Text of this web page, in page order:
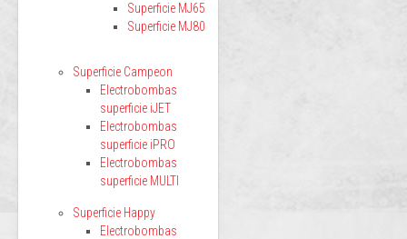
Superficie MJ65
Superficie MJ80
Superficie Campeon
Electrobombas
superficie iJET
Electrobombas
superficie iPRO
Electrobombas
superficie MULTI
Superficie Happy
Electrobombas